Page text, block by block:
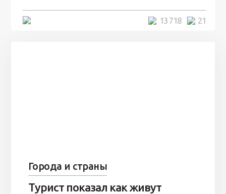
21
13 718
Города и страны
Турист показал как живут